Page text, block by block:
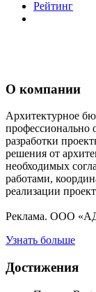
Рейтинг
О компании
Архитектурное
профессионально
разработки
решения от
необходимых
работами,
реализации
Реклама. ООО
Узнать больше
Достижения